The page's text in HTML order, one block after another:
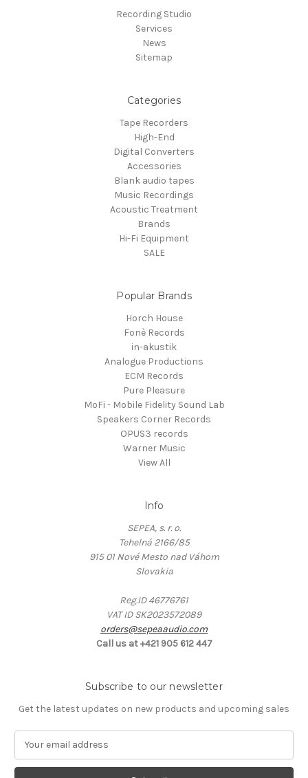
Recording Studio
Services
News
Sitemap
Categories
Tape Recorders
High-End
Digital Converters
Accessories
Blank audio tapes
Music Recordings
Acoustic Treatment
Brands
Hi-Fi Equipment
SALE
Popular Brands
Horch House
Fonè Records
in-akustik
Analogue Productions
ECM Records
Pure Pleasure
MoFi - Mobile Fidelity Sound Lab
Speakers Corner Records
OPUS3 records
Warner Music
View All
Info
SEPEA, s. r. o.
Tehelná 2166/85
915 01 Nové Mesto nad Váhom
Slovakia
Reg.ID 46776761
VAT ID SK2023572089
orders@sepeaaudio.com
Call us at +421 905 612 447
Subscribe to our newsletter
Get the latest updates on new products and upcoming sales
a